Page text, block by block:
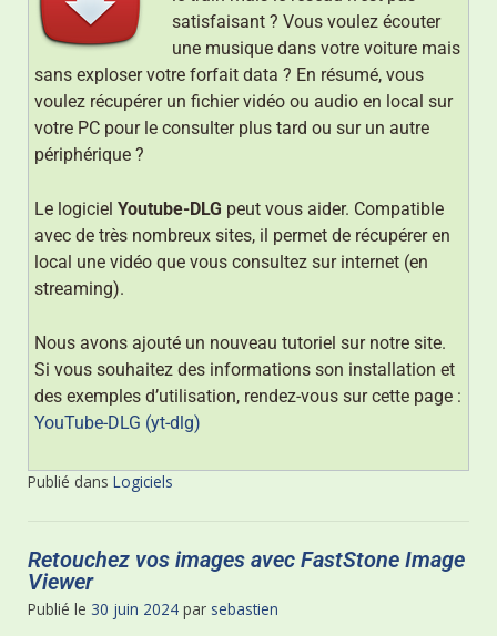
satisfaisant ? Vous voulez écouter
une musique dans votre voiture mais
sans exploser votre forfait data ? En résumé, vous
voulez récupérer un fichier vidéo ou audio en local sur
votre PC pour le consulter plus tard ou sur un autre
périphérique ?
Le logiciel Youtube-DLG peut vous aider. Compatible
avec de très nombreux sites, il permet de récupérer en
local une vidéo que vous consultez sur internet (en
streaming).
Nous avons ajouté un nouveau tutoriel sur notre site.
Si vous souhaitez des informations son installation et
des exemples d’utilisation, rendez-vous sur cette page :
YouTube-DLG (yt-dlg)
Publié dans Logiciels
Retouchez vos images avec FastStone Image
Viewer
Publié le 30 juin 2024 par sebastien